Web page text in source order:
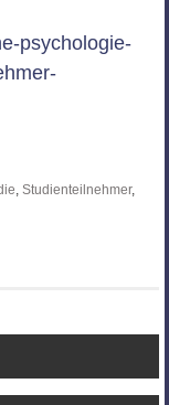
psychologie-
, Studienteilnehmer,